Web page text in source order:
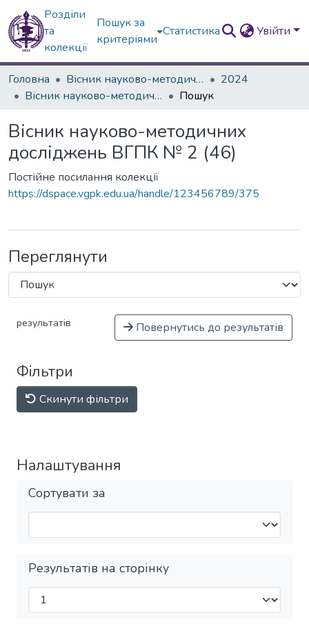
Розділи
та
колекції
Пошук за
критеріями
Статистика Увійти
Головна Вісник науково-методичних досліджень ВГПК
2024
Вісник науково-методичних досліджень ВГПК № 2 (46)
Пошук
Вісник науково-методичних
досліджень ВГПК № 2 (46)
Постійне посилання колекції
https://dspace.vgpk.edu.ua/handle/123456789/375
Переглянути
результатів Повернутись до результатів
Фільтри
Скинути фільтри
Налаштування
Сортувати за
Результатів на сторінку